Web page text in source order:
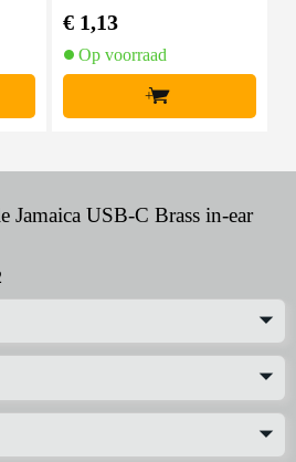
€ 1,13
Op voorraad
+
Jamaica USB-C Brass in-ear